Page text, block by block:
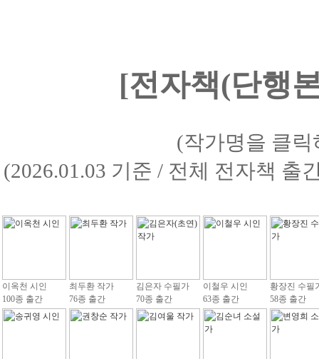
[전자책(단행
(작가명을 클
(2026.01.03 기준 / 전체 전자책 출
이옥천 시인
100종 출간
최두환 작가
76종 출간
김은자 수필가
70종 출간
이철우 시인
63종 출간
황장진 수필
58종 출간